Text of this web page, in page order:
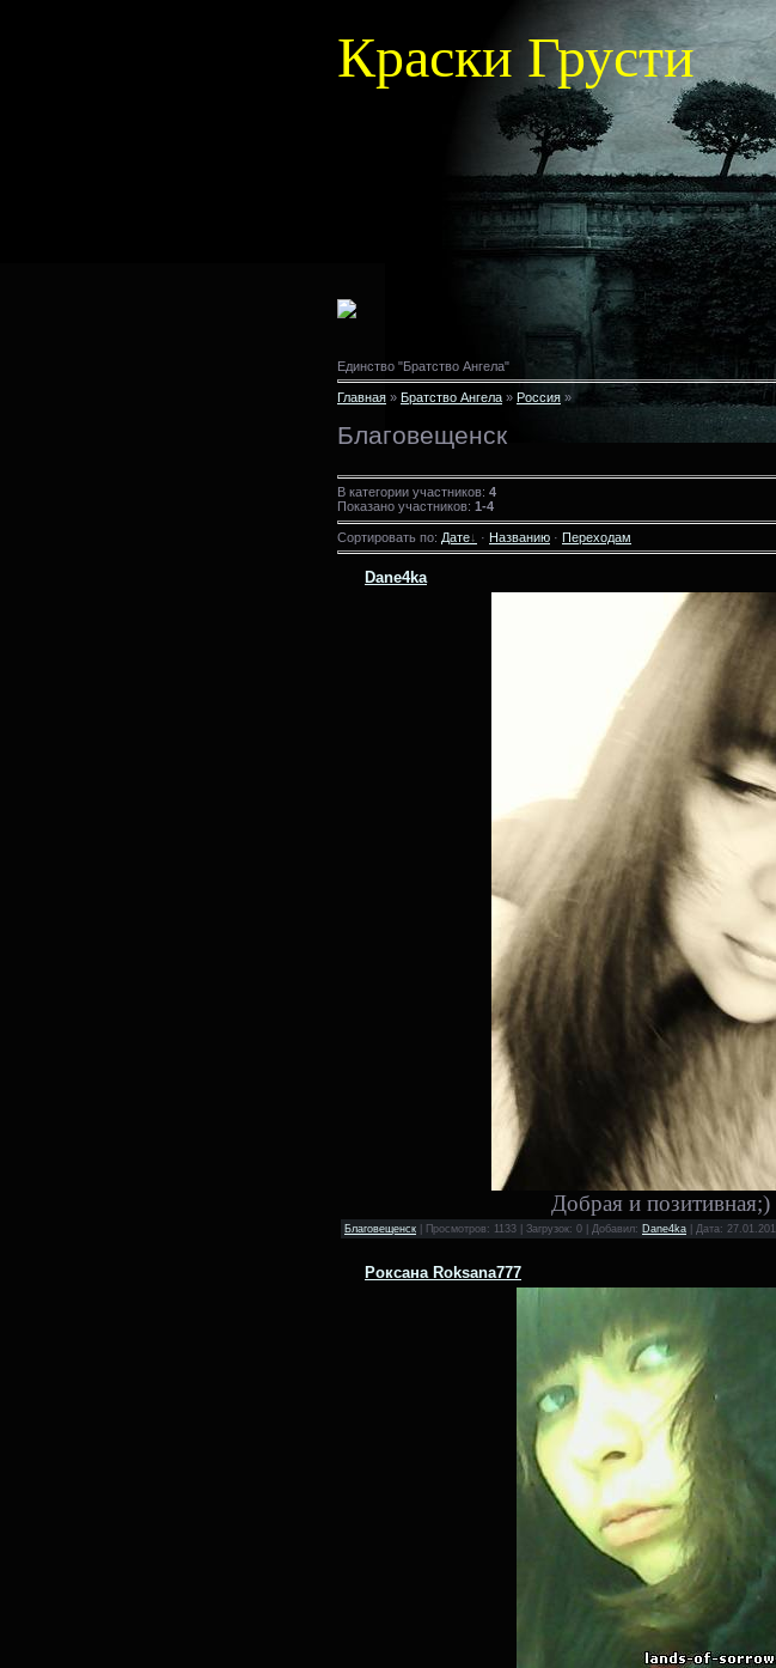
Краски Грусти
Единство "Братство Ангела"
Главная » Братство Ангела » Россия »
Благовещенск
В категории участников: 4
Показано участников: 1-4
Сортировать по: Дате · Названию · Переходам
Dane4ka
Добрая и позитивная;)
Благовещенск | Просмотров: 1133 | Загрузок: 0 | Добавил: Dane4ka | Дата:
Роксана Roksana777